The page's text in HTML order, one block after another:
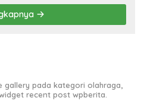
pada kategori olahraga,
recent post wpberita.